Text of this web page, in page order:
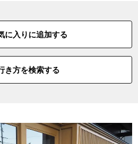
に入りに追加する
き方を検索する